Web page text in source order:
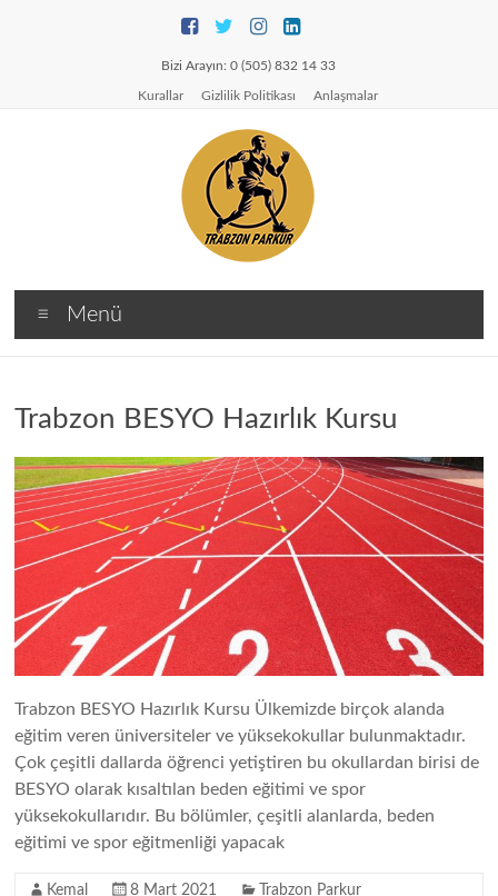
Bizi Arayın: 0 (505) 832 14 33
Kurallar Gizlilik Politikası Anlaşmalar
TRABZON
PARKUR
Pomem
Pmyo
Bekçilik
Besyo
Parkur
Menü
Trabzon BESYO Hazırlık Kursu
Trabzon BESYO Hazırlık Kursu Ülkemizde birçok alanda
eğitim veren üniversiteler ve yüksekokullar bulunmaktadır.
Çok çeşitli dallarda öğrenci yetiştiren bu okullardan birisi de
BESYO olarak kısaltılan beden eğitimi ve spor
yüksekokullarıdır. Bu bölümler, çeşitli alanlarda, beden
eğitimi ve spor eğitmenliği yapacak
Kemal 8 Mart 2021 Trabzon Parkur